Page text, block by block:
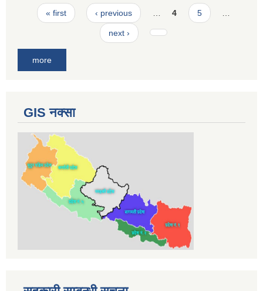
Pages
« first ‹ previous 4 5
next ›
more
GIS नक्सा